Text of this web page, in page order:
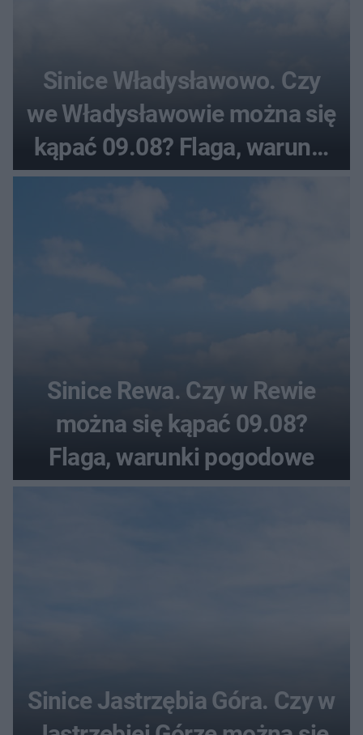
Sinice Władysławowo. Czy
we Władysławowie można się
kąpać 09.08? Flaga, warunki
pogodowe
Sinice Rewa. Czy w Rewie
można się kąpać 09.08?
Flaga, warunki pogodowe
Sinice Jastrzębia Góra. Czy w